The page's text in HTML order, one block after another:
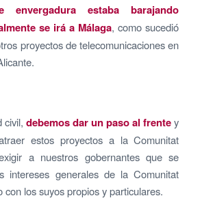
envergadura estaba barajando
se irá a Málaga, como sucedió
proyectos de telecomunicaciones en
civil, debemos dar un paso al frentey
estos proyectos a la Comunitat
a nuestros gobernantes que se
intereses generales de la Comunitat
con los suyos propios y particulares.